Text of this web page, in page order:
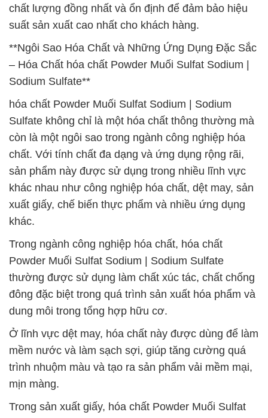
chất lượng đồng nhất và ổn định để đảm bảo hiệu
suất sản xuất cao nhất cho khách hàng.
**Ngôi Sao Hóa Chất và Những Ứng Dụng Đặc Sắc
– Hóa Chất hóa chất Powder Muối Sulfat Sodium |
Sodium Sulfate**
hóa chất Powder Muối Sulfat Sodium | Sodium
Sulfate không chỉ là một hóa chất thông thường mà
còn là một ngôi sao trong ngành công nghiệp hóa
chất. Với tính chất đa dạng và ứng dụng rộng rãi,
sản phẩm này được sử dụng trong nhiều lĩnh vực
khác nhau như công nghiệp hóa chất, dệt may, sản
xuất giấy, chế biến thực phẩm và nhiều ứng dụng
khác.
Trong ngành công nghiệp hóa chất, hóa chất
Powder Muối Sulfat Sodium | Sodium Sulfate
thường được sử dụng làm chất xúc tác, chất chống
đông đặc biệt trong quá trình sản xuất hóa phẩm và
dung môi trong tổng hợp hữu cơ.
Ở lĩnh vực dệt may, hóa chất này được dùng để làm
mềm nước và làm sạch sợi, giúp tăng cường quá
trình nhuộm màu và tạo ra sản phẩm vải mềm mại,
mịn màng.
Trong sản xuất giấy, hóa chất Powder Muối Sulfat